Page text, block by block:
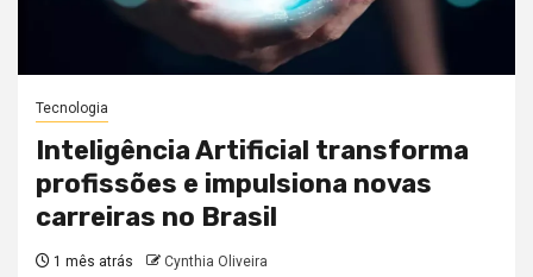
Tecnologia
Inteligência Artificial transforma
profissões e impulsiona novas
carreiras no Brasil
1 mês atrás Cynthia Oliveira